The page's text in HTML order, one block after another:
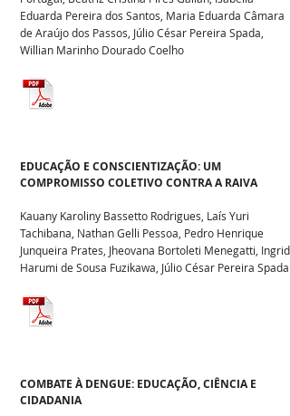
Eduarda Pereira dos Santos, Maria Eduarda Câmara
de Araújo dos Passos, Júlio César Pereira Spada,
Willian Marinho Dourado Coelho
Kauany Karoliny Bassetto Rodrigues, Laís Yuri
Tachibana, Nathan Gelli Pessoa, Pedro Henrique
Junqueira Prates, Jheovana Bortoleti Menegatti, Ingrid
Harumi de Sousa Fuzikawa, Júlio César Pereira Spada
EDUCAÇÃO E CONSCIENTIZAÇÃO: UM
COMPROMISSO COLETIVO CONTRA A RAIVA
COMBATE À DENGUE: EDUCAÇÃO, CIÊNCIA E
CIDADANIA